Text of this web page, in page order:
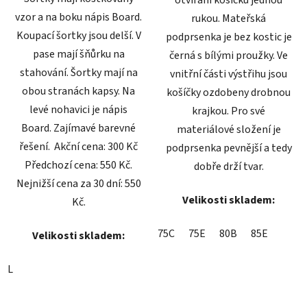
vzor a na boku nápis Board.
Koupací šortky jsou delší. V
pase mají šňůrku na
stahování. Šortky mají na
obou stranách kapsy. Na
levé nohavici je nápis
Board. Zajímavé barevné
řešení. Akční cena: 300 Kč
Předchozí cena: 550 Kč.
Nejnižší cena za 30 dní: 550
Kč.
Velikosti skladem:
L
rukou. Mateřská
podprsenka je bez kostic je
černá s bílými proužky. Ve
vnitřní části výstřihu jsou
košíčky ozdobeny drobnou
krajkou. Pro své
materiálové složení je
podprsenka pevnější a tedy
dobře drží tvar.
Velikosti skladem:
75C 75E 80B 85E